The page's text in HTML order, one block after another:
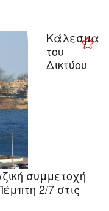
Κάλεσμα
του
Δικτύου
συμμετοχή
2/7 στις